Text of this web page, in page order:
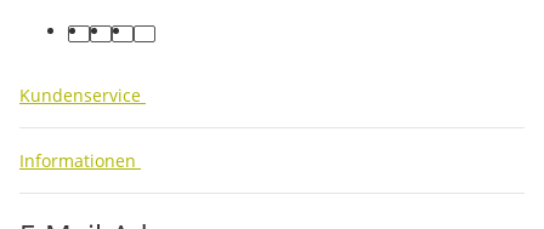
facebook
youtube
instagram
tiktok
Kundenservice
Informationen